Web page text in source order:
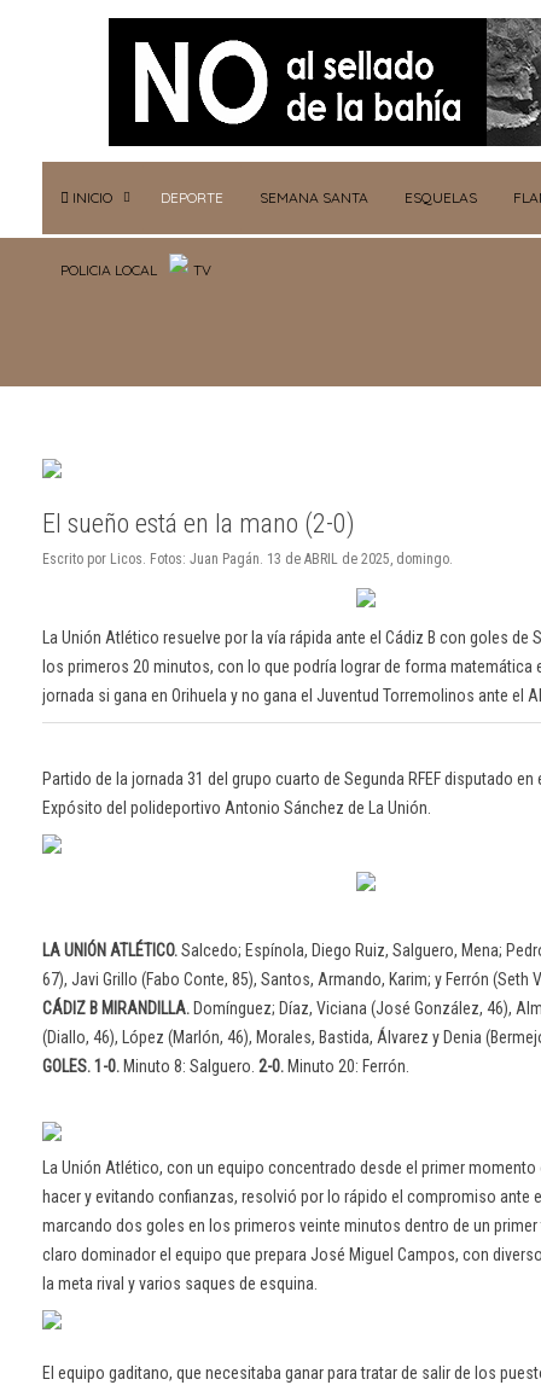
INICIO DEPORTE SEMANA SANTA ESQUELAS
POLICIA LOCAL TV
El sueño está en la mano (2-0)
Escrito por Licos. Fotos: Juan Pagán. 13 de ABRIL de 2025, domingo.
La Unión Atlético resuelve por la vía rápida ante el Cádiz B con goles de
los primeros 20 minutos, con lo que podría lograr de forma matemática
jornada si gana en Orihuela y no gana el Juventud Torremolinos ante el
Partido de la jornada 31 del grupo cuarto de Segunda RFEF disputado
Expósito del polideportivo Antonio Sánchez de La Unión.
LA UNIÓN ATLÉTICO.Salcedo; Espínola, Diego Ruiz, Salguero, Mena;
67), Javi Grillo (Fabo Conte, 85), Santos, Armando, Karim; y Ferrón (Seth
CÁDIZ B MIRANDILLA. Domínguez; Díaz, Viciana (José González, 46),
(Diallo, 46), López (Marlón, 46), Morales, Bastida, Álvarez y Denia
GOLES. 1-0. Minuto 8: Salguero. 2-0. Minuto 20: Ferrón.
La Unión Atlético, con un equipo concentrado desde el primer momento
hacer y evitando confianzas, resolvió por lo rápido el compromiso ante
marcando dos goles en los primeros veinte minutos dentro de un
claro dominador el equipo que prepara José Miguel Campos, con
la meta rival y varios saques de esquina.
El equipo gaditano, que necesitaba ganar para tratar de salir de los